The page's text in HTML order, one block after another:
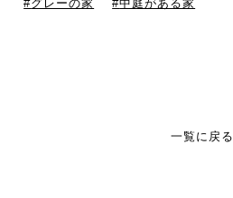
グレーの家 中庭がある家
一覧に戻る